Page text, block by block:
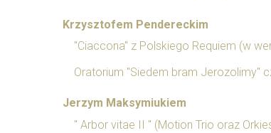
Krzysztofem Pendereckim
"Ciaccona" z Polskiego Requiem (w
Oratorium "Siedem bram Jerozolimy"
Jerzym Maksymiukiem
" Arbor vitae II " (Motion Trio oraz